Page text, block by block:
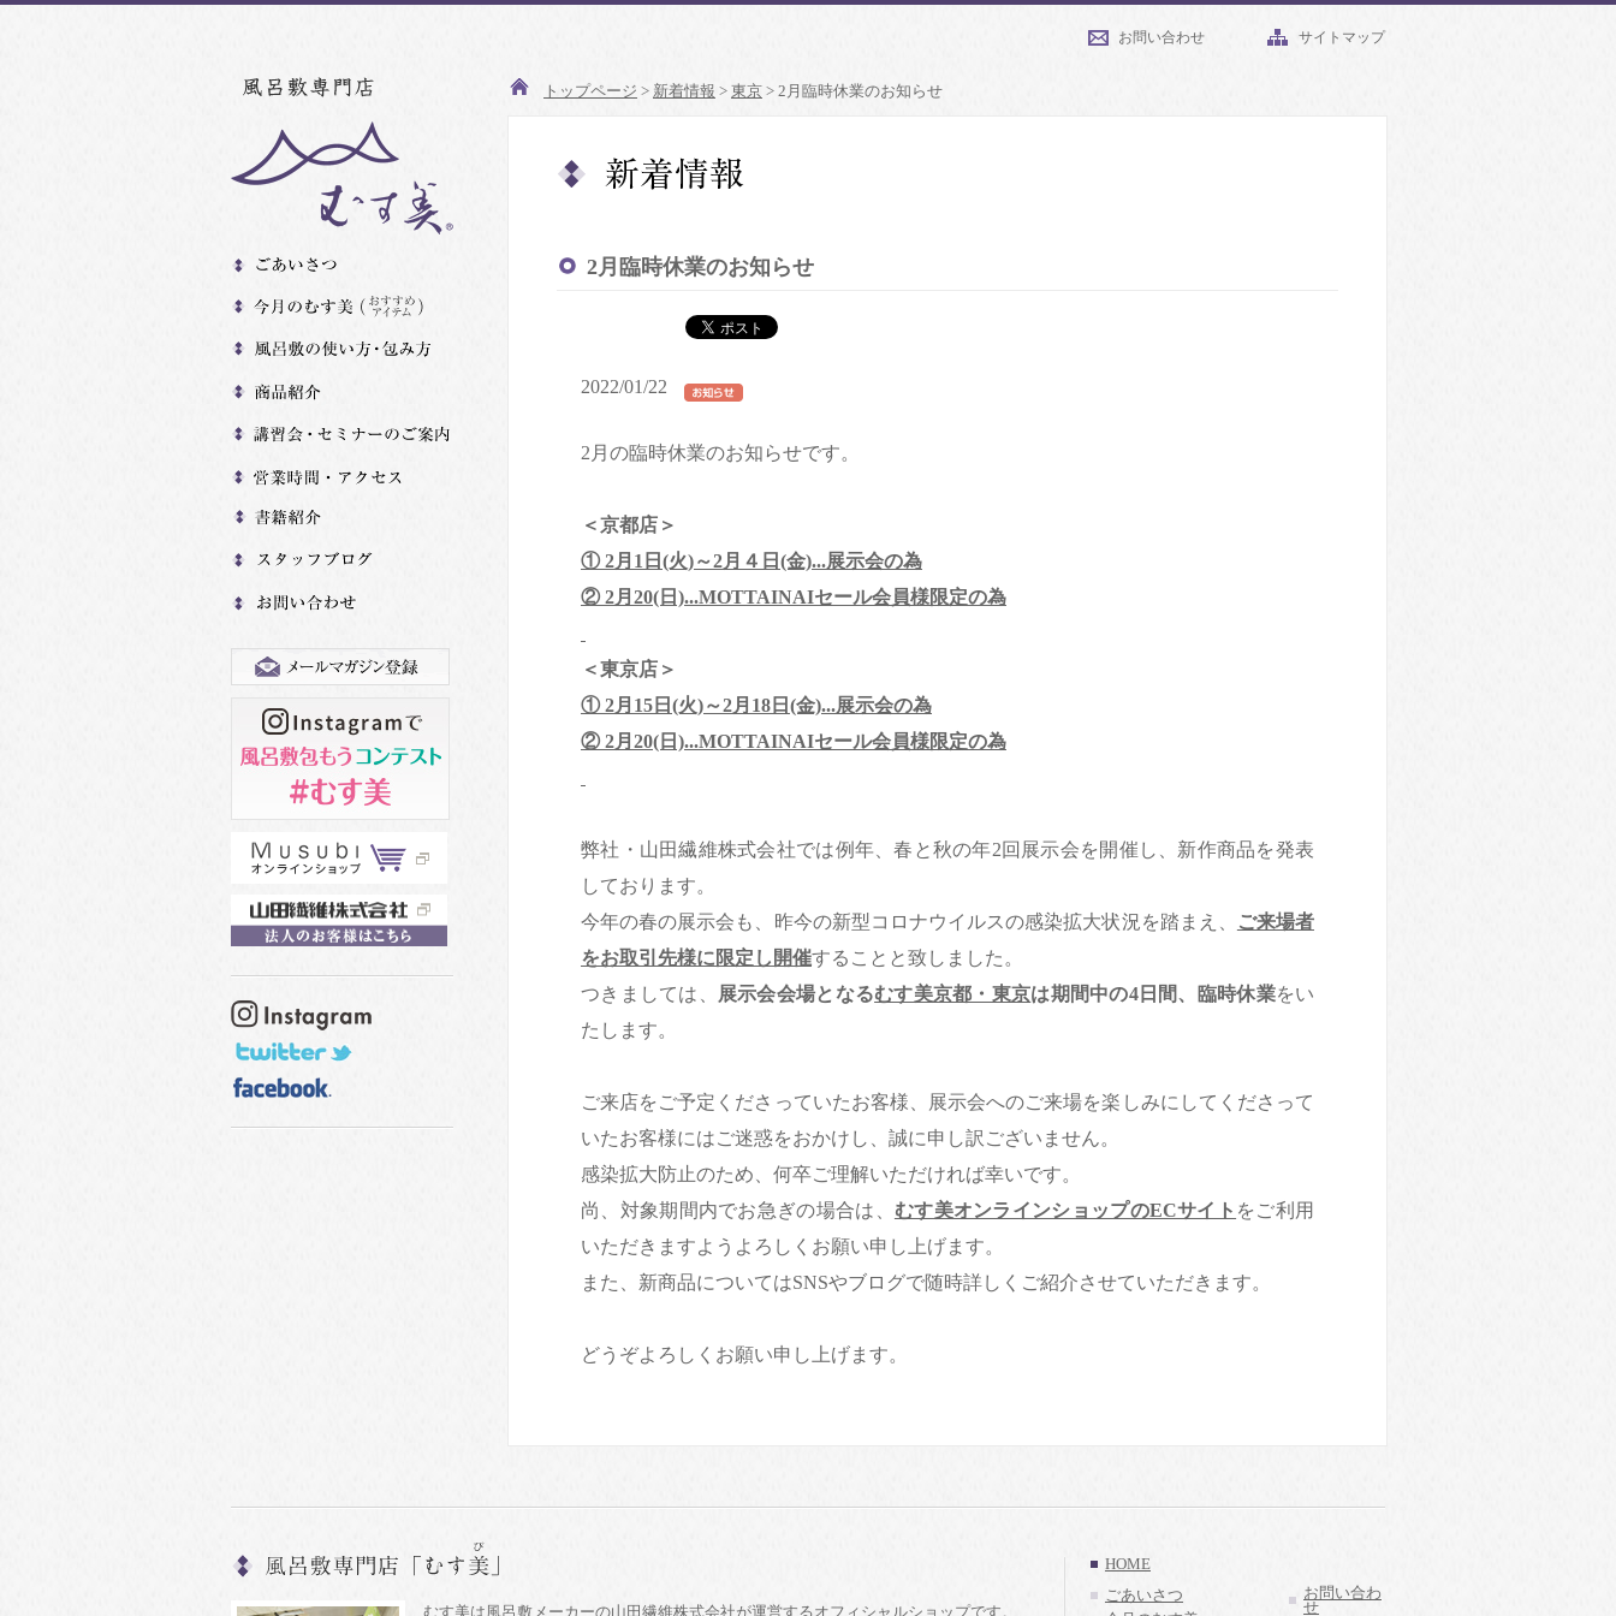
お問い合わせ サイトマップ
トップページ > 新着情報 > 東京 > 2月臨時休業のお知らせ
2月臨時休業のお知らせ
2022/01/22
2月の臨時休業のお知らせです。
＜京都店＞
① 2月1日(火)～2月４日(金)...展示会の為
② 2月20(日)...MOTTAINAIセール会員様限定の為
＜東京店＞
① 2月15日(火)～2月18日(金)...展示会の為
② 2月20(日)...MOTTAINAIセール会員様限定の為
弊社・山田繊維株式会社では例年、春と秋の年2回展示会を開催し、新作商品を発表
しております。
今年の春の展示会も、昨今の新型コロナウイルスの感染拡大状況を踏まえ、
ご来場者
をお取引先様に限定し開催することと致しました。
つきましては、
展示会会場となるむす美京都・東京は期間中の4日間、 臨時休業をい
たします。
ご来店をご予定くださっていたお客様、展示会へのご来場を楽しみにしてくださって
いたお客様にはご迷惑をおかけし、誠に申し訳ございません。
感染拡大防止のため、何卒ご理解いただければ幸いです。
尚、対象期間内でお急ぎの場合は、 むす美オンラインショップのECサイト をご利用
いただきますようよろしくお願い申し上げます。
また、新商品についてはSNSやブログで随時詳しくご紹介させていただきます。
どうぞよろしくお願い申し上げます。
むす美は風呂敷メーカーの山田繊維株式会社が運営するオフィシャルショップです。
HOME
ごあいさつ
お問い合わ
せ